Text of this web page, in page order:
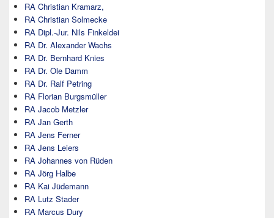
RA Christian Kramarz,
RA Christian Solmecke
RA Dipl.-Jur. Nils Finkeldei
RA Dr. Alexander Wachs
RA Dr. Bernhard Knies
RA Dr. Ole Damm
RA Dr. Ralf Petring
RA Florian Burgsmüller
RA Jacob Metzler
RA Jan Gerth
RA Jens Ferner
RA Jens Leiers
RA Johannes von Rüden
RA Jörg Halbe
RA Kai Jüdemann
RA Lutz Stader
RA Marcus Dury